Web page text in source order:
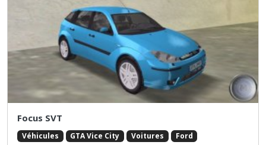
Focus SVT
Véhicules GTA Vice City Voitures Ford